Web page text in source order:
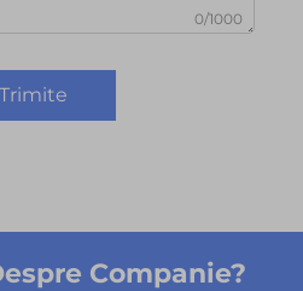
0/1000
Trimite
Companie?